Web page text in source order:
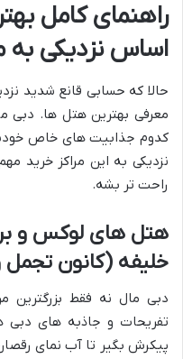
راهنمای کامل
اساس نزدیکی به
حالا که حسابی قانع شدید
معرفی بهترین هتل ها. دبی
کدوم جذابیت های خاص
نزدیکی به این مراکز خرید
راحت تر بشه.
هتل های لوکس و
خلیفه (کانون
دبی مال نه فقط بزرگترین
تفریحات و جاذبه های
پیکرش بگیر تا آب نمای